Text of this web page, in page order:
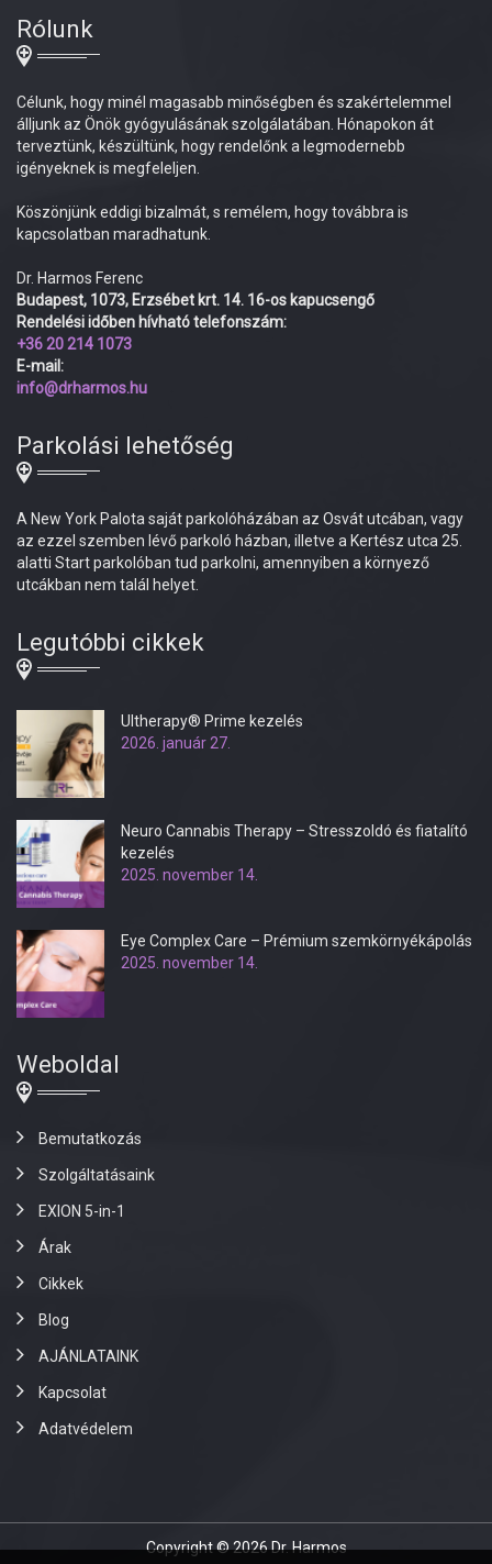
Rólunk
Célunk, hogy minél magasabb minőségben és szakértelemmel
álljunk az Önök gyógyulásának szolgálatában. Hónapokon át
terveztünk, készültünk, hogy rendelőnk a legmodernebb
igényeknek is megfeleljen.
Köszönjünk eddigi bizalmát, s remélem, hogy továbbra is
kapcsolatban maradhatunk.
Dr. Harmos Ferenc
Budapest, 1073, Erzsébet krt. 14. 16-os kapucsengő
Rendelési időben hívható telefonszám:
+36 20 214 1073
E-mail:
info@drharmos.hu
Parkolási lehetőség
A New York Palota saját parkolóházában az Osvát utcában, vagy
az ezzel szemben lévő parkoló házban, illetve a Kertész utca 25.
alatti Start parkolóban tud parkolni, amennyiben a környező
utcákban nem talál helyet.
Legutóbbi cikkek
Ultherapy® Prime kezelés
2026. január 27.
Neuro Cannabis Therapy – Stresszoldó és fiatalító
kezelés
2025. november 14.
Eye Complex Care – Prémium szemkörnyékápolás
2025. november 14.
Weboldal
Bemutatkozás
Szolgáltatásaink
EXION 5-in-1
Árak
Cikkek
Blog
AJÁNLATAINK
Kapcsolat
Adatvédelem
Copyright © 2026 Dr. Harmos